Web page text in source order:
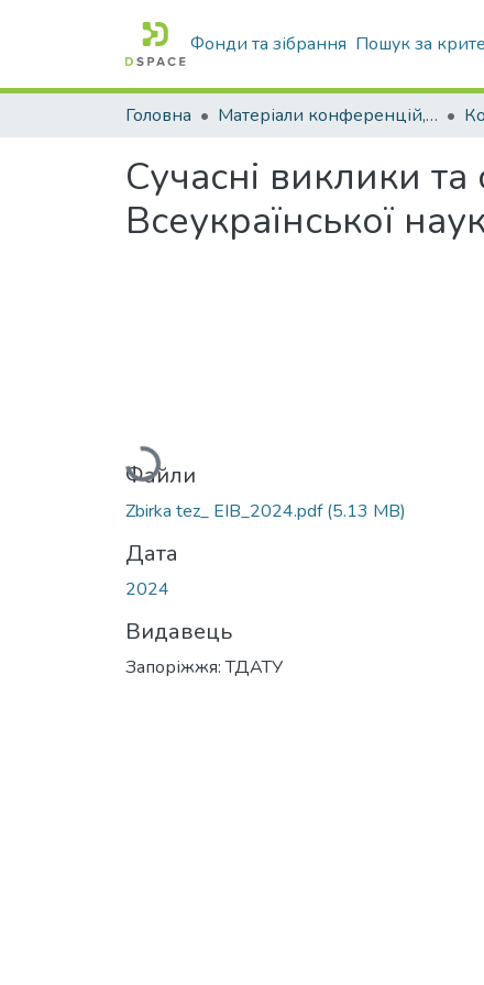
Фонди та зібрання Пошук за
Головна Матеріали конференцій, збірники ТДАТУ
Сучасні виклики та
Всеукраїнської
Вантажиться...
Файли
Zbirka tez_ EIB_2024.pdf(5.13 MB)
Дата
2024
Видавець
Запоріжжя: ТДАТУ